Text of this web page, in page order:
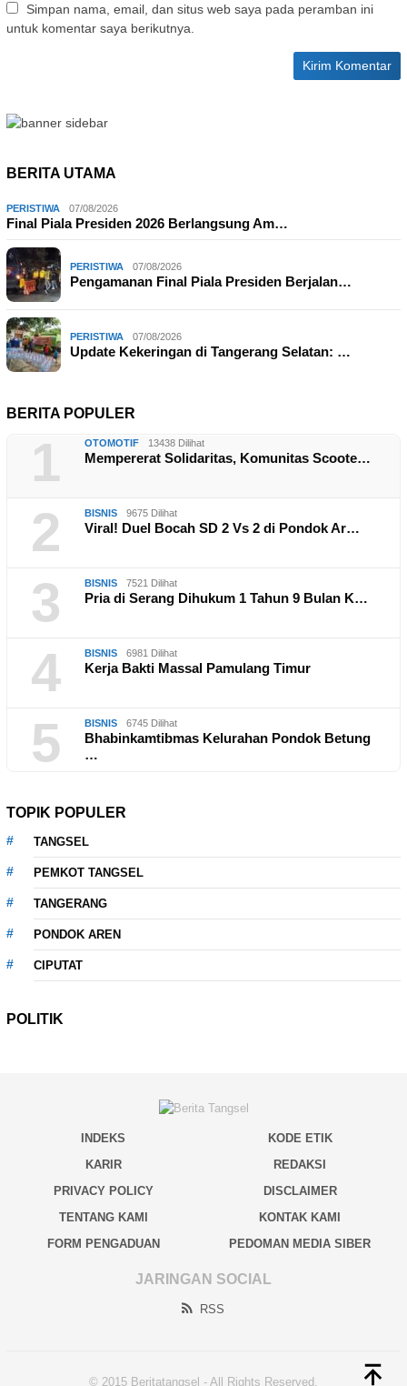
Simpan nama, email, dan situs web saya pada peramban ini
untuk komentar saya berikutnya.
BERITA UTAMA
PERISTIWA 07/08/2026
Final Piala Presiden 2026 Berlangsung Am…
PERISTIWA 07/08/2026
Pengamanan Final Piala Presiden Berjalan…
PERISTIWA 07/08/2026
Update Kekeringan di Tangerang Selatan: …
BERITA POPULER
1 OTOMOTIF 13438 Dilihat
Mempererat Solidaritas, Komunitas Scoote…
2 BISNIS 9675 Dilihat
Viral! Duel Bocah SD 2 Vs 2 di Pondok Ar…
3 BISNIS 7521 Dilihat
Pria di Serang Dihukum 1 Tahun 9 Bulan K…
4 BISNIS 6981 Dilihat
Kerja Bakti Massal Pamulang Timur
5 BISNIS 6745 Dilihat
Bhabinkamtibmas Kelurahan Pondok Betung
…
TOPIK POPULER
TANGSEL
PEMKOT TANGSEL
TANGERANG
PONDOK AREN
CIPUTAT
POLITIK
INDEKS
KODE ETIK
KARIR
REDAKSI
PRIVACY POLICY
DISCLAIMER
TENTANG KAMI
KONTAK KAMI
FORM PENGADUAN
PEDOMAN MEDIA SIBER
JARINGAN SOCIAL
RSS
© 2015 Beritatangsel - All Rights Reserved.